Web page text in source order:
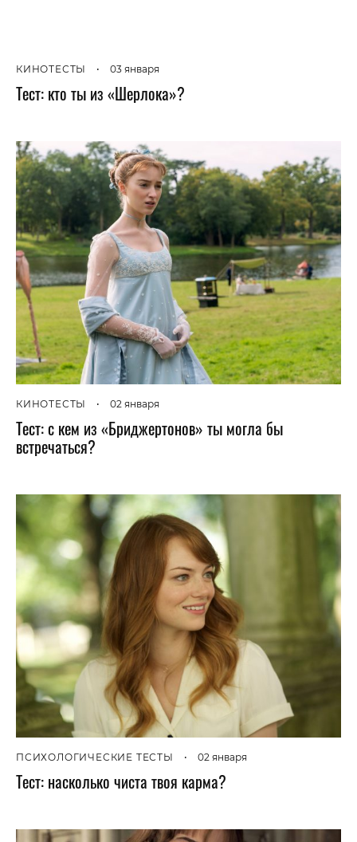
КИНОТЕСТЫ • 03 января
Тест: кто ты из «Шерлока»?
КИНОТЕСТЫ • 02 января
Тест: с кем из «Бриджертонов» ты могла бы
встречаться?
ПСИХОЛОГИЧЕСКИЕ ТЕСТЫ • 02 января
Тест: насколько чиста твоя карма?